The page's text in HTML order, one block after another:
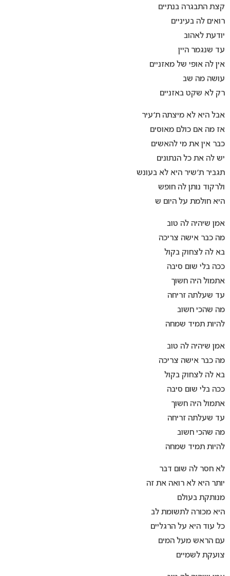
קצת התבגרה בנתיים
רואים לה בעיניים
יודעת לאהוב
עד שנגמר היין
אין לה אופי של מאזניים
עושה מה שב
רק לא שקט באזניים
אבל היא לא מיצתה ת׳עיר
אז מה אם כולם מאוסים
כבר אין את מי להאשים
יש לה את כל הנתונים
תגביר ת׳שיר היא לא בעונש
ולרקוד נותן לה חופש
היא חולמת על היום ש
אמן שיהיה לה טוב
מה כבר אישה צריכה
בא לה לצחוק בקול
ככה בלי שום סיבה
אתמול היה חשוך
עד שעלתה זריחה
מה שהכי חשוב
להיות תמיד שמחה
אמן שיהיה לה טוב
מה כבר אישה צריכה
בא לה לצחוק בקול
ככה בלי שום סיבה
אתמול היה חשוך
עד שעלתה זריחה
מה שהכי חשוב
להיות תמיד שמחה
לא חסר לה שום דבר
יותר היא לא רואה את זה
מנותקת בעולם
היא מכורה לתשומת לב
כל עוד היא על הרגליים
עם הראש מעל המים
צועקת לשמיים